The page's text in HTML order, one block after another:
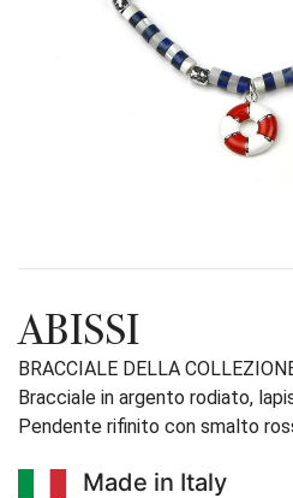
ABISSI
BRACCIALE DELLA
Bracciale in argento rodiato,
Pendente rifinito con smalto
Made in Italy